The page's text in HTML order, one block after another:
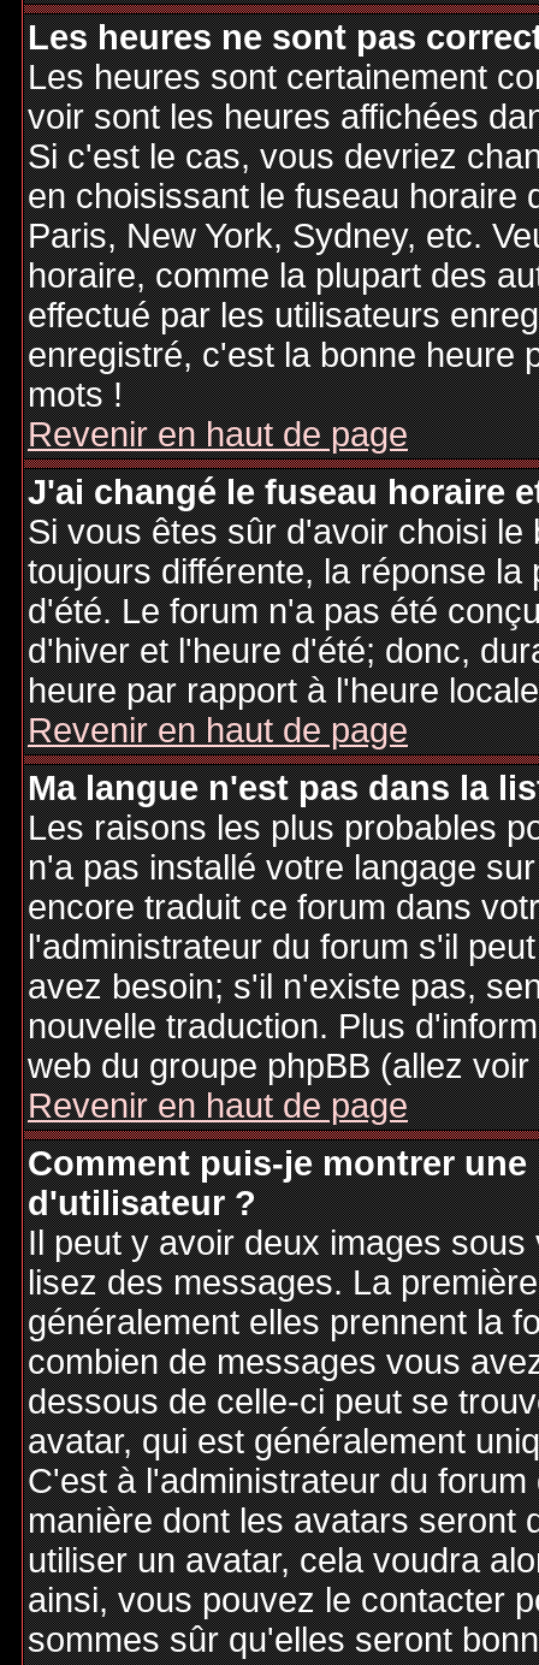
Les heures ne sont pas
Les heures sont certainement
voir sont les heures affichées
Si c'est le cas, vous devriez
en choisissant le fuseau horaire
Paris, New York, Sydney, etc.
horaire, comme la plupart des
effectué par les utilisateurs
enregistré, c'est la bonne heure
mots !
Revenir en haut de page
J'ai changé le fuseau horaire
Si vous êtes sûr d'avoir choisi
toujours différente, la réponse
d'été. Le forum n'a pas été
d'hiver et l'heure d'été; donc,
heure par rapport à l'heure
Revenir en haut de page
Ma langue n'est pas dans la
Les raisons les plus probables
n'a pas installé votre langage
encore traduit ce forum dans
l'administrateur du forum s'il
avez besoin; s'il n'existe pas,
nouvelle traduction. Plus
web du groupe phpBB (allez
Revenir en haut de page
Comment puis-je montrer
d'utilisateur ?
Il peut y avoir deux images
lisez des messages. La
généralement elles prennent la
combien de messages vous
dessous de celle-ci peut se
avatar, qui est généralement
C'est à l'administrateur du
manière dont les avatars seront
utiliser un avatar, cela voudra
ainsi, vous pouvez le contacter
sommes sûr qu'elles seront